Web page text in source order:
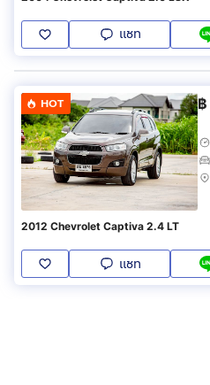
แชท
HOT ฿
2012 Chevrolet Captiva 2.4 LT
แชท